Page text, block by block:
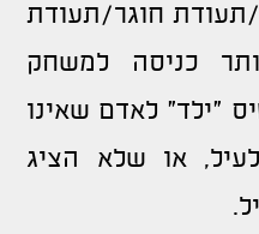
חוגר/תעודת
כניסה למשחק
"ילד" לאדם שאינו
או שלא הציג